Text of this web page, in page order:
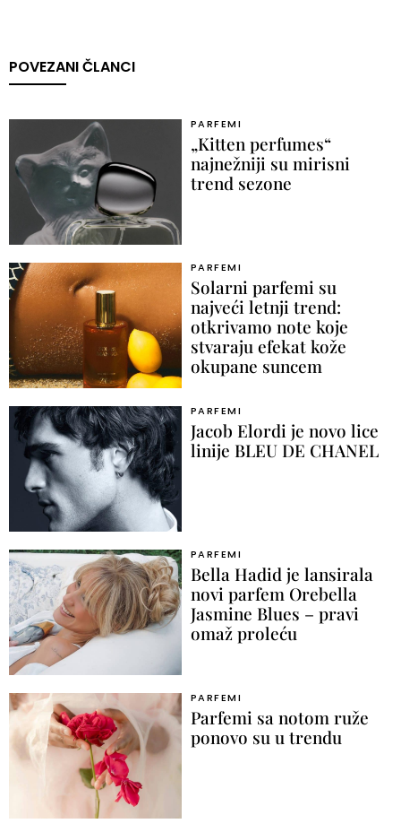
POVEZANI ČLANCI
PARFEMI
„Kitten perfumes“
najnežniji su mirisni
trend sezone
PARFEMI
Solarni parfemi su
najveći letnji trend:
otkrivamo note koje
stvaraju efekat kože
okupane suncem
PARFEMI
Jacob Elordi je novo lice
linije BLEU DE CHANEL
PARFEMI
Bella Hadid je lansirala
novi parfem Orebella
Jasmine Blues – pravi
omaž proleću
PARFEMI
Parfemi sa notom ruže
ponovo su u trendu